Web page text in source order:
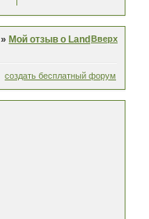
» Мой отзыв о Land Вверх
создать бесплатный форум